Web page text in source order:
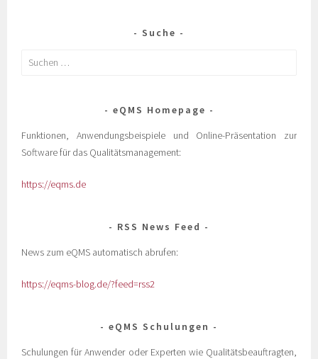
Suche
eQMS Homepage
Funktionen, Anwendungsbeispiele und Online-Präsentation zur
Software für das Qualitätsmanagement:
https://eqms.de
RSS News Feed
News zum eQMS automatisch abrufen:
https://eqms-blog.de/?feed=rss2
eQMS Schulungen
Schulungen für Anwender oder Experten wie Qualitätsbeauftragten,